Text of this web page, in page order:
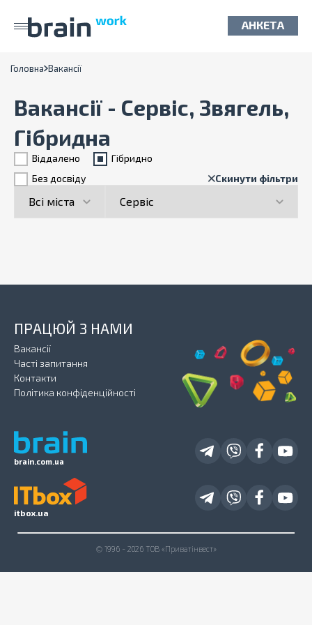
АНКЕТА
Головна Вакансії
Вакансії - Сервіс, Звягель,
Гібридна
Віддалено
Гiбридно
Без досвіду
Скинути фільтри
brain.com.ua
ПРАЦЮЙ З НАМИ
Вакансії
Часті запитання
Контакти
Політика конфіденційності
itbox.ua
© 1996 - 2026 ТОВ «Приватінвест»